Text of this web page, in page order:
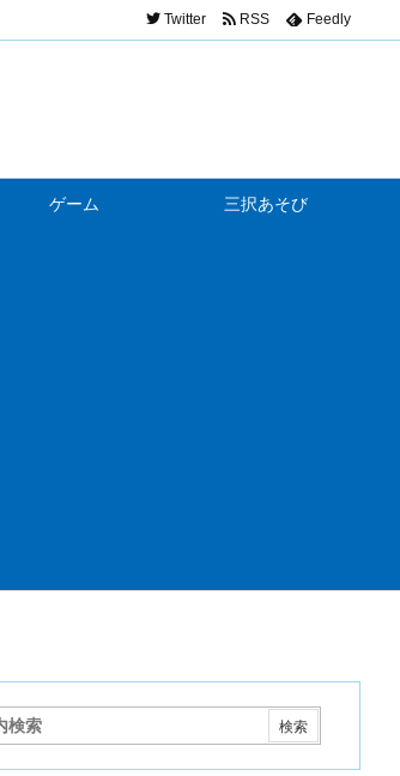
ゲーム 三択あそび
Twitter RSS Feedly